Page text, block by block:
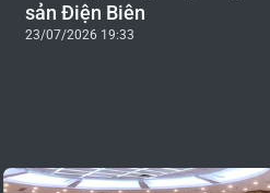
sản Điện Biên
23/07/2026 19:33